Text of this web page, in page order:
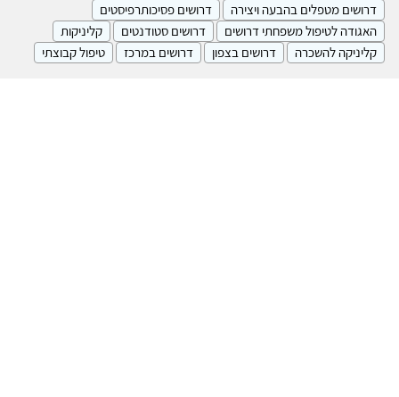
דרושים מטפלים בהבעה ויצירה
דרושים פסיכותרפיסטים
האגודה לטיפול משפחתי דרושים
דרושים סטודנטים
קליניקות
קליניקה להשכרה
דרושים בצפון דרושים במרכז טיפול קבוצתי